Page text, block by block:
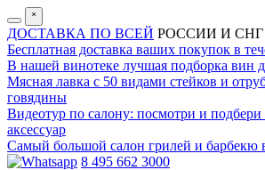
˟
ДОСТАВКА ПО ВСЕЙ РОССИИ И СНГ
Бесплатная доставка ваших покупок в
В нашей винотеке лучшая подборка вин
Мясная лавка с 50 видами стейков и
говядины
Видеотур по салону: посмотри и
аксессуар
Самый большой салон грилей и барбекю
8 495 662 3000